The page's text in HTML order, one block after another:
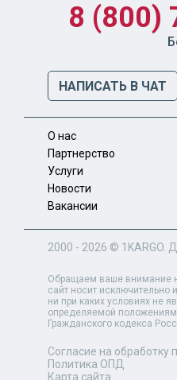
8 (800)
НАПИСАТЬ В ЧАТ
О нас
Партнерство
Услуги
Новости
Вакансии
2000 - 2026 © 1KARGO .
Обращаем ваше внимание
сайт носит исключительно
ни при каких условиях не
определяемой
Гражданского кодекса
Согласие на обработку
Политика ОПД
Карта сайта